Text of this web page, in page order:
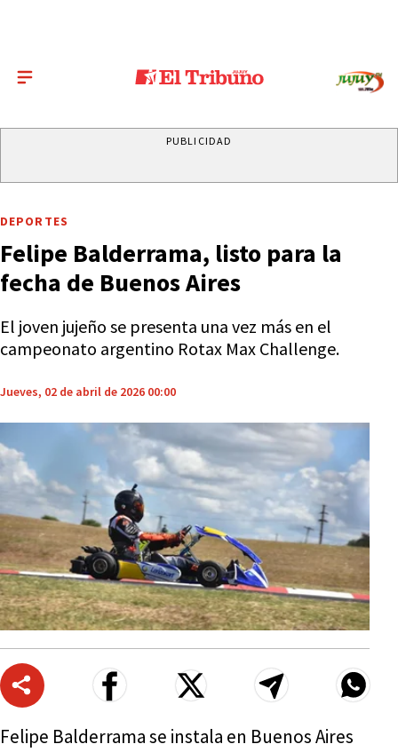
PUBLICIDAD
DEPORTES
Felipe Balderrama, listo para la
fecha de Buenos Aires
El joven jujeño se presenta una vez más en el
campeonato argentino Rotax Max Challenge.
Jueves, 02 de abril de 2026 00:00
Felipe Balderrama se instala en Buenos Aires